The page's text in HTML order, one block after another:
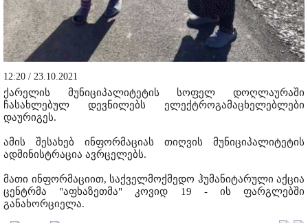
12:20 / 23.10.2021
ქარელის მუნიციპალიტეტის სოფელ დოღლაურაში
ჩასახლებულ დევნილებს ელექტროგამაცხელებლები
დაურიგეს.
ამის შესახებ ინფორმაციას თიღვის მუნიციპალიტეტის
ადმინისტრაცია ავრცელებს.
მათი ინფორმაციით, საქველმოქმედო ჰუმანიტარული აქცია
ცენტრმა "აფხაზეთმა" კოვიდ 19 - ის ფარგლებში
განახორციელა.